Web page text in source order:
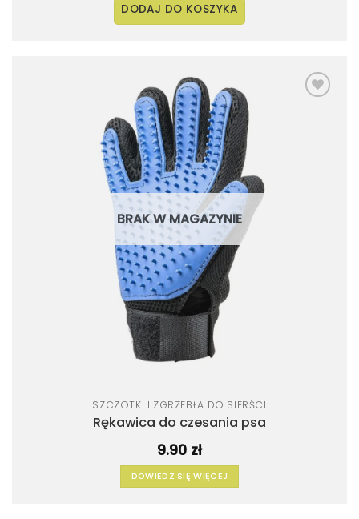
DODAJ DO KOSZYKA
BRAK W MAGAZYNIE
SZCZOTKI I ZGRZEBŁA DO SIERŚCI
Rękawica do czesania psa
9.90 zł
DOWIEDZ SIĘ WIĘCEJ